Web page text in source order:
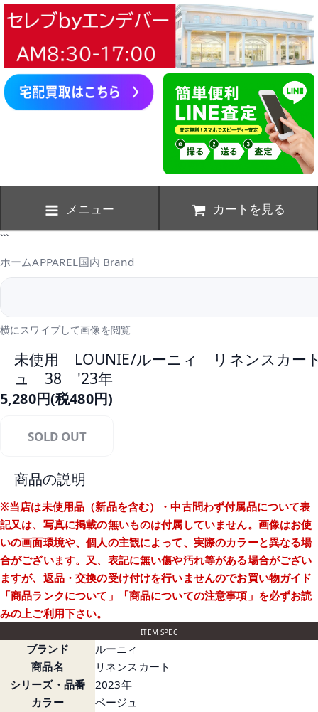
メニュー カートを見る
```
ホームAPPAREL国内 Brand
横にスワイプして画像を閲覧
未使用 LOUNIE/ルーニィ リネンスカー
ュ 38 '23年
5,280円(税480円)
SOLD OUT
商品の説明
※当店は未使用品（新品を含む）・中古問わず付属品について表
記又は、写真に掲載の無いものは付属していません。画像はお使
いの画面環境や、個人の主観によって、実際のカラーと異なる場
合がございます。又、表記に無い傷や汚れ等がある場合がござい
ますが、返品・交換の受け付けを行いませんのでお買い物ガイド
「商品ランクについて」
「商品についての注意事項」 を必ずお読
みの上ご利用下さい。
ITEM SPEC
ブランド
ルーニィ
商品名
リネンスカート
シリーズ・品番
2023年
カラー
ベージュ